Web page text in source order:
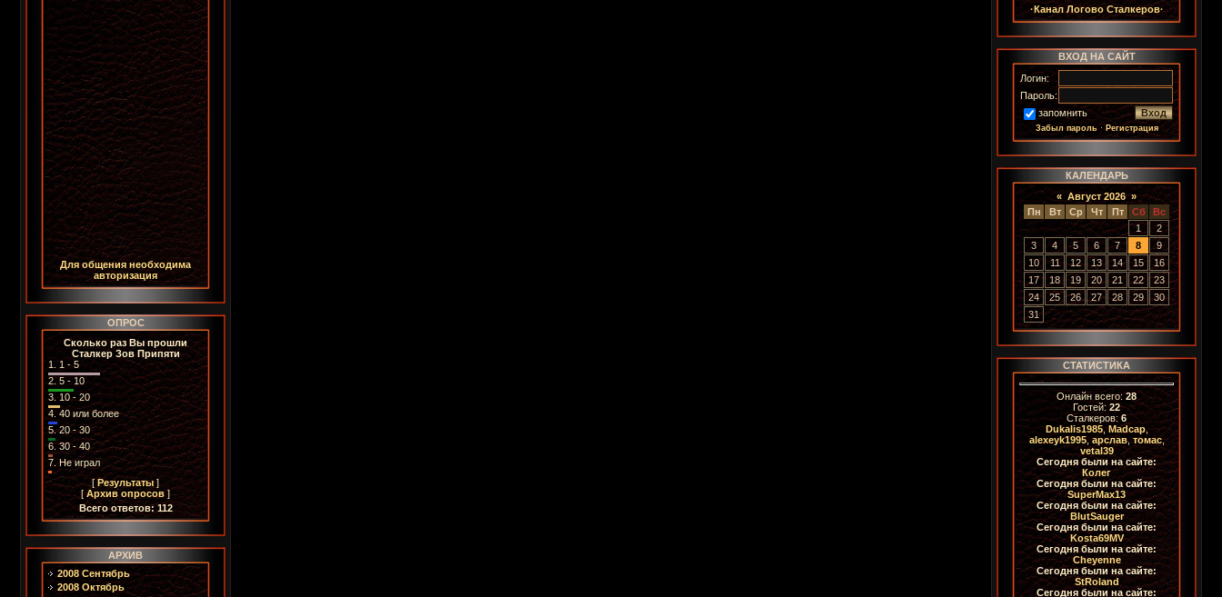
Для общения необходима
авторизация
ОПРОС
Сколько раз Вы прошли
Сталкер Зов Припяти
1. 1 - 5
2.5 - 10
3. 10 - 20
4. 40 или более
5.20 - 30
6.30 - 40
7.Не играл
[Результаты]
[Архив опросов ]
Всего ответов: 112
АРХИВ
2008 Сентябрь
2008 Октябрь
·Канал Логово Сталкеров·
ВХОД НА САЙТ
Логин:
Пароль:
запомнить
Забыл пароль·Регистрация
КАЛЕНДАРЬ
« Август 2026 »
Пн
Вт Ср Чт Пт Сб
Вс
1
2
3
4 5 6 7 8
9
10
11 12 13 14 15
16
17
18 19 20 21 22
23
24
25 26 27 28 29
30
31
СТАТИСТИКА
Онлайн всего:28
Гостей:22
Сталкеров: 6
Dukalis1985,Madcap,
alexeyk1995,арслав,томас,
vetal39
Сегодня были на сайте:
Колег
Сегодня были на сайте:
SuperMax13
Сегодня были на сайте:
BlutSauger
Сегодня были на сайте:
Kosta69MV
Сегодня были на сайте:
Cheyenne
Сегодня были на сайте:
StRoland
Сегодня были на сайте: